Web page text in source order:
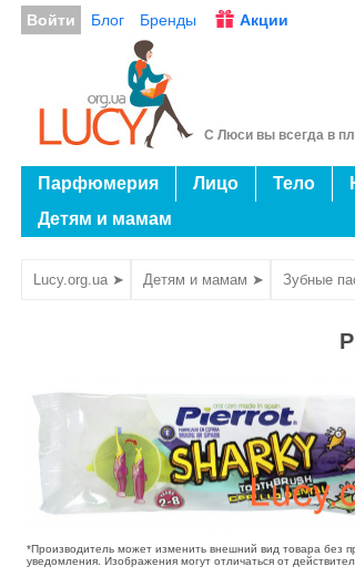
Войти Блог Бренды Акции
С Люси вы всегда в
Парфюмерия Лицо Тело
Детям и мамам
Lucy.org.ua ➤ Детям и мамам ➤ Зубные
*Производитель может изменить внешний вид товара без
уведомления. Изображения могут отличаться от